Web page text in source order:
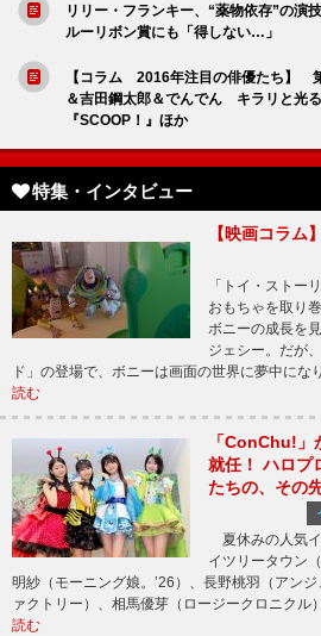
リリー・フランキー、“薬物依存”の
ルーリボン賞にも「得しない…」
【コラム 2016年注目の俳優たち】
＆吉田鋼太郎＆でんでん キラリと光
『SCOOP！』ほか
特集・インタビュー
【映画コラム
「トイ・スト
おもちゃを取り
ボニーの成長を
ジェシー。だが
ド」の登場で、ボニーは画面の世界に夢中に
読む
「ConChu!」
就任！ ハロプ
たちの、その
夏休みの人気
イツリータウン
明紗（モーニング娘。’26）、長野桃羽（アン
ァクトリー）、相馬優芽（ロージークロニク
読む